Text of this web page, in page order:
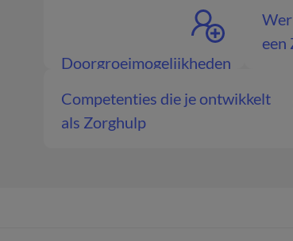
Doorgroeimogelijkheden
een
Competenties die je ontwikkelt
als Zorghulp